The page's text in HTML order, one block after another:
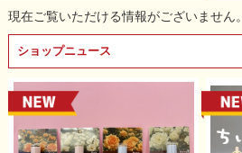
現在ご覧いただける情報がございません。
ショップニュース